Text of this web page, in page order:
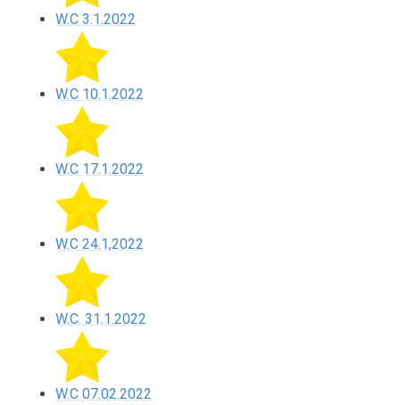
W.C 3.1.2022
W.C 10.1.2022
W.C 17.1.2022
W.C 24.1,2022
W.C. 31.1.2022
W.C 07.02.2022